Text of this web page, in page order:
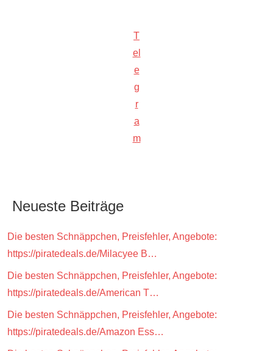
T
el
e
g
r
a
m
Neueste Beiträge
Die besten Schnäppchen, Preisfehler, Angebote:
https://piratedeals.de/Milacyee B…
Die besten Schnäppchen, Preisfehler, Angebote:
https://piratedeals.de/American T…
Die besten Schnäppchen, Preisfehler, Angebote:
https://piratedeals.de/Amazon Ess…